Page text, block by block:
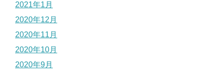
2021年1月
2020年12月
2020年11月
2020年10月
2020年9月